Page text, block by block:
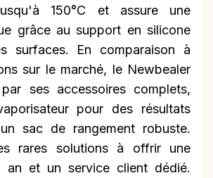
150°C et assure une
grâce au support en silicone
surfaces. En comparaison à
sur le marché, le Newbealer
ses accessoires complets,
pour des résultats
sac de rangement robuste.
rares solutions à offrir une
an et un service client dédié.